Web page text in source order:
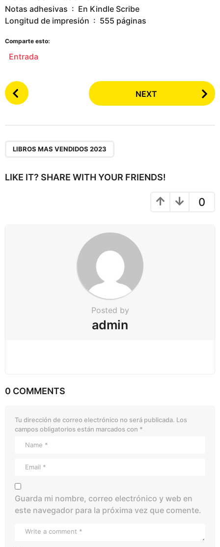
Notas adhesivas ‏ : ‎ En Kindle Scribe
Longitud de impresión ‏ : ‎ 555 páginas
Comparte esto:
Entrada
P
o
i
NEXT
LIBROS MAS VENDIDOS 2023
LIKE IT? SHARE WITH YOUR FRIENDS!
0
Posted by
admin
0 COMMENTS
Tu dirección de correo electrónico no será publicada. Los
campos obligatorios están marcados con *
Guarda mi nombre, correo electrónico y web en
este navegador para la próxima vez que comente.